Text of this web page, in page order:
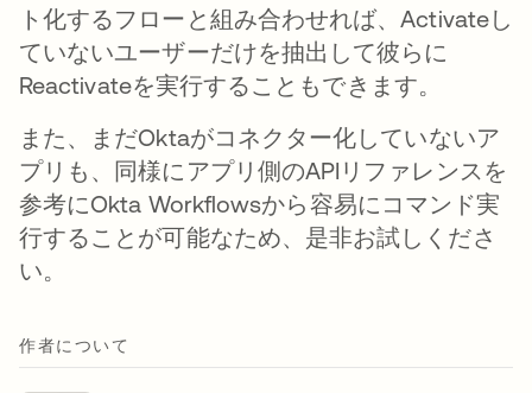
ト化するフローと組み合わせれば、Activateし
ていないユーザーだけを抽出して彼らに
Reactivateを実行することもできます。
また、まだOktaがコネクター化していないア
プリも、同様にアプリ側のAPIリファレンスを
参考にOkta Workflowsから容易にコマンド実
行することが可能なため、是非お試しくださ
い。
作者について